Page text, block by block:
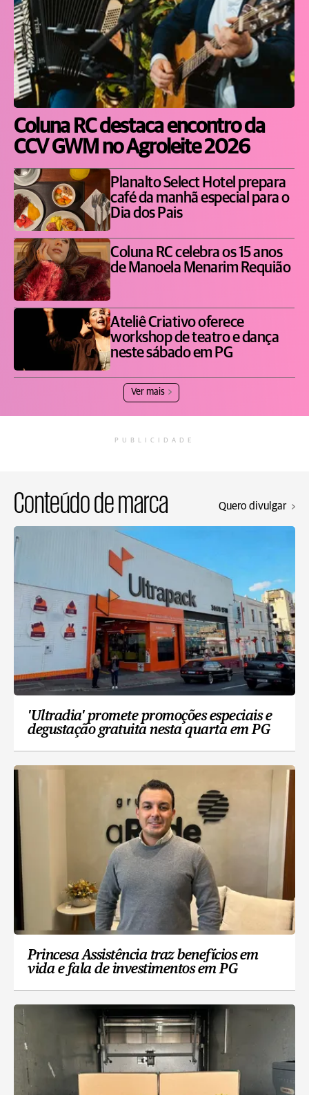
Coluna RC destaca encontro da
CCV GWM no Agroleite 2026
Planalto Select Hotel prepara
café da manhã especial para o
Dia dos Pais
Coluna RC celebra os 15 anos
de Manoela Menarim Requião
Ateliê Criativo oferece
workshop de teatro e dança
neste sábado em PG
Ver mais
PUBLICIDADE
Conteúdo de marca Quero divulgar
'Ultradia' promete promoções especiais e
degustação gratuita nesta quarta em PG
Princesa Assistência traz benefícios em
vida e fala de investimentos em PG